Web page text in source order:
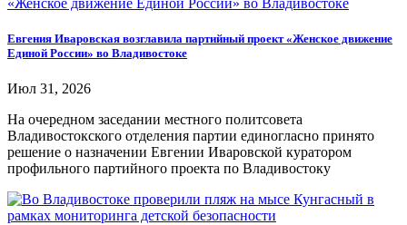
Евгения Иваровская возглавила партийный проект «Женское движение
Единой России» во Владивостоке
Июл 31, 2026
На очередном заседании местного политсовета
Владивостокского отделения партии единогласно принято
решение о назначении Евгении Иваровской куратором
профильного партийного проекта по Владивостоку